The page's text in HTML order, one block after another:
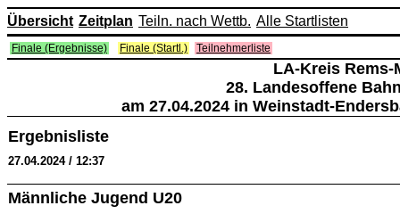
Übersicht Zeitplan Teiln. nach Wettb. Alle Startlisten
Finale (Ergebnisse) Finale (Startl.) Teilnehmerliste
LA-Kreis Rems-
28. Landesoffene
am 27.04.2024 in Weinstadt-
Ergebnisliste
27.04.2024 / 12:37
Männliche Jugend U20